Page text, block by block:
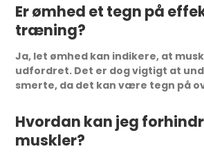
Er ømhed et tegn på
træning?
Ja, let ømhed kan indikere, at
udfordret. Det er dog vigtigt at
smerte, da det kan være tegn på
Hvordan kan jeg
muskler?